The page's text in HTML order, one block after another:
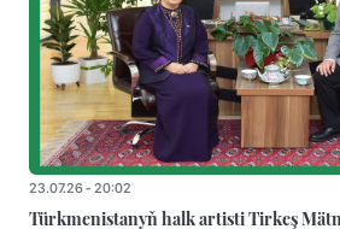
23.07.26 - 20:02
Türkmenistanyň halk artisti Tirkeş